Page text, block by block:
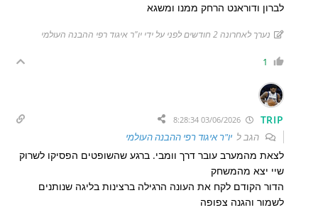
לברון ודוראנט הרחק ממנו ומשגא
נערך לאחרונה 2 חודשים לפני על ידי יו"ר איגוד רפי ההבנה העולמי
1
TRIP
03/06/2026 8:28:34
הגב ליו"ר איגוד רפי ההבנה העולמי
לצאת מהמערב עובר דרך וומבי. ברגע שהשופטים הפסיקו לשרוק
שיי יצא מהמשחק
הדור הקודם לקח את העונה הרגילה ברצינות בליגה שנותנים
לשמור והגנה צפופה